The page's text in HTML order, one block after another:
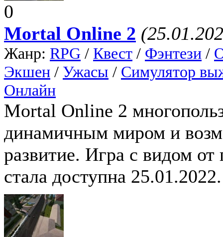
0
Mortal Online 2
Жанр: RPG / Квест / Фэнтези /
Экшен / Ужасы / Симулятор
Онлайн
Mortal Online 2
динамичным миром и
развитие. Игра с видом
стала доступна 25.01.2022.